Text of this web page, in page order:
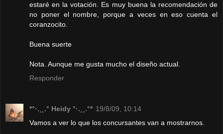
estaré en la votación. Es muy buena la recomendación de
no poner el nombre, porque a veces en eso cuenta el
coranzocito.
Buena suerte
Nota. Aunque me gusta mucho el diseño actual.
Responder
*°·.¸¸.° Heidy °·.¸¸.°* 19/8/09, 10:14
Vamos a ver lo que los concursantes van a mostrarnos.